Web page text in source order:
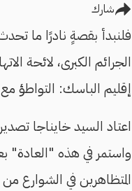
شارك
فلنبدأ بقصةٍ نادرًا ما
الجرائم الكبرى، لائحة
إقليم الباسك: التواطؤ مع
اعتاد السيد خايناجا
واستمر في هذه "العادة"
المتظاهرين في الشوارع